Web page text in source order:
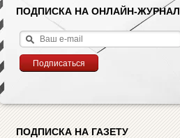
ПОДПИСКА НА ОНЛАЙН-ЖУРНАЛ
ПОДПИСКА НА ГАЗЕТУ